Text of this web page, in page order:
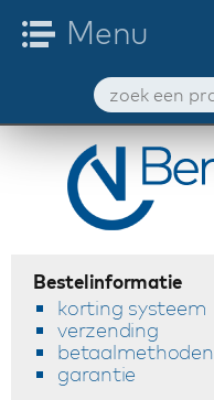
Bestelinformatie
korting systeem
verzending
betaalmethoden
garantie